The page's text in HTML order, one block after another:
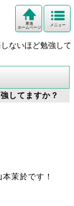
メニュー
東進
ホームページ
ないほど勉強して
してますか？
茉於です！